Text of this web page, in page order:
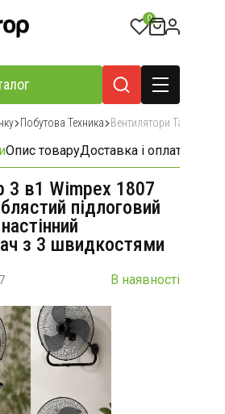
0
Побутова Техника Вентилятори Та
Опис товаруДоставка і оплата
3 в1 Wimpex 1807
підлоговий
з 3 швидкостями
В наявності